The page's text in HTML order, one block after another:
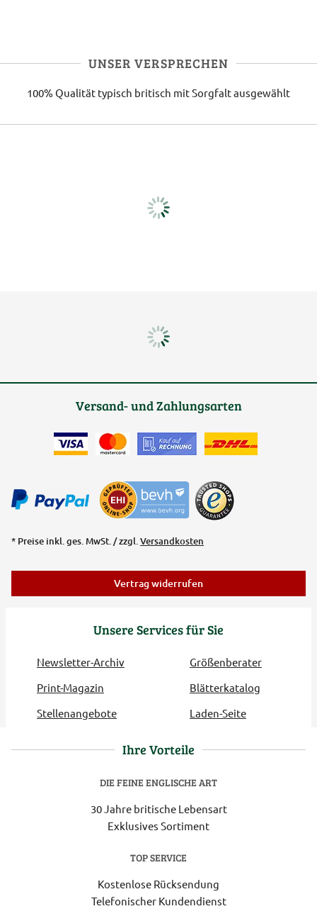
UNSER VERSPRECHEN
100% Qualität typisch britisch mit Sorgfalt ausgewählt
Unsere Services für Sie
Newsletter-Archiv
Größenberater
Print-Magazin
Blätterkatalog
Stellenangebote
Laden-Seite
Versand- und Zahlungsarten
* Preise inkl. ges. MwSt. / zzgl. Versandkosten
Vertrag widerrufen
Ihre Vorteile
DIE FEINE ENGLISCHE ART
30 Jahre britische Lebensart
Exklusives Sortiment
TOP SERVICE
Kostenlose Rücksendung
Telefonischer Kundendienst